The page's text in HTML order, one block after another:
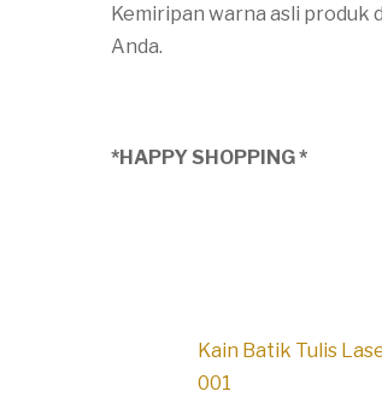
Kemiripan warna asli
Anda.
*HAPPY SHOPPING *
Kain Batik Tulis
001